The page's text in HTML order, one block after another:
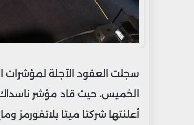
سجلت العقود الآجلة لمؤشرات
الخميس، حيث قاد مؤشر
أعلنتها شركتا ميتا بلاتفورمز